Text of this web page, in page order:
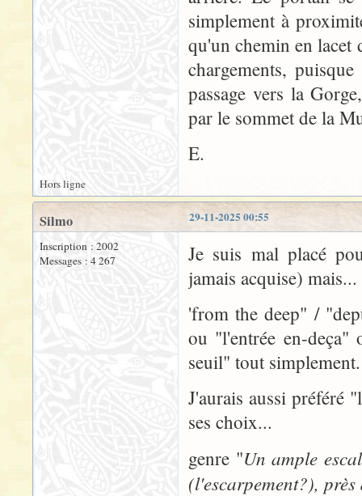
simplement à
qu'un chemin en lacet
chargements,
passage vers la
par le sommet de la
E.
Hors ligne
29-11-2025 00:55
Silmo
Inscription : 2002
Messages : 4 267
Je suis mal placé
jamais acquise) mais...
'from the deep" /
ou "l'entrée en-
seuil" tout simplement.
J'aurais aussi préféré
ses choix...
genre "Un ample
(l'escarpement?), près